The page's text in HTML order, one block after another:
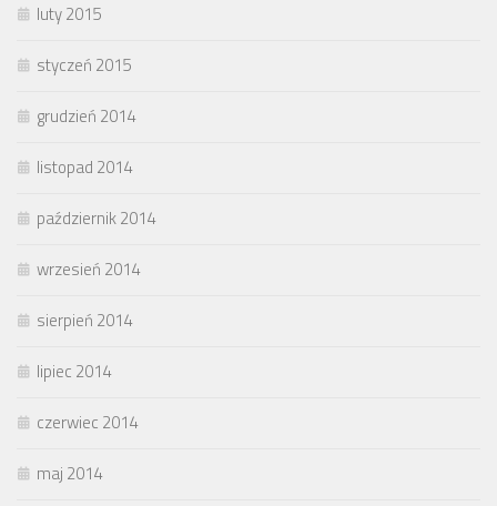
luty 2015
styczeń 2015
grudzień 2014
listopad 2014
październik 2014
wrzesień 2014
sierpień 2014
lipiec 2014
czerwiec 2014
maj 2014